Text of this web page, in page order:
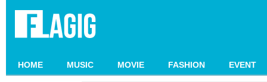
HOME MUSIC MOVIE FASHION EVENT